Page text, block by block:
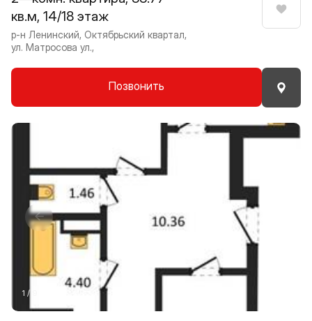
кв.м, 14/18 этаж
р-н Ленинский, Октябрьский квартал,
ул. Матросова ул.,
Позвонить
1 / 9
Прокрутить влево